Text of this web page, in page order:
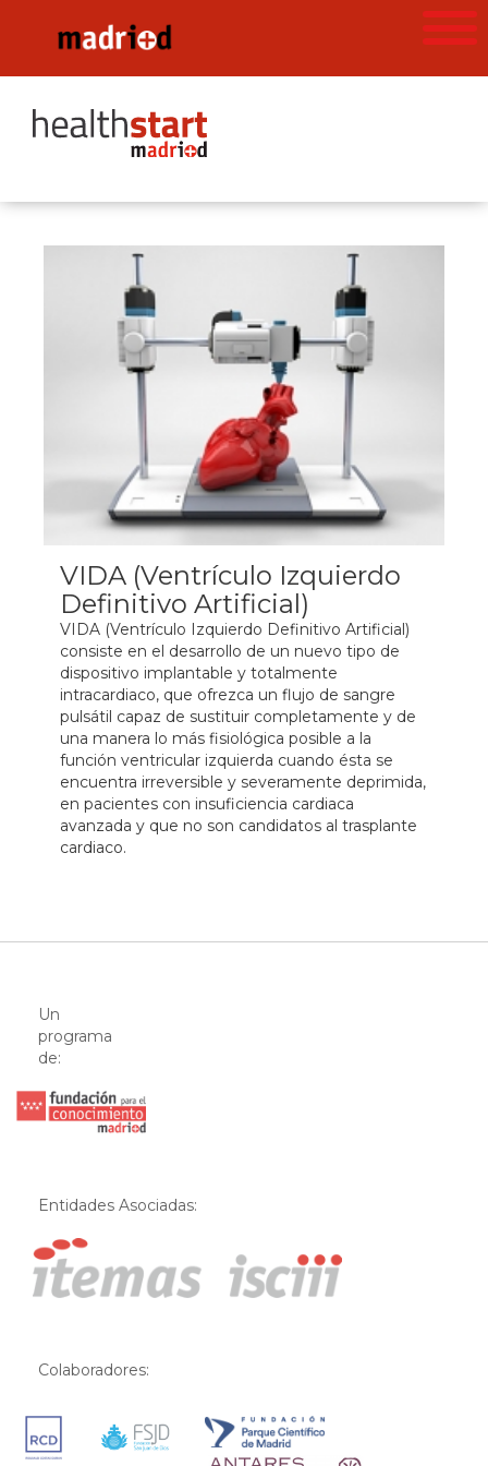
VIDA (Ventrículo Izquierdo
Definitivo Artificial)
VIDA (Ventrículo Izquierdo Definitivo Artificial)
consiste en el desarrollo de un nuevo tipo de
dispositivo implantable y totalmente
intracardiaco, que ofrezca un flujo de sangre
pulsátil capaz de sustituir completamente y de
una manera lo más fisiológica posible a la
función ventricular izquierda cuando ésta se
encuentra irreversible y severamente deprimida,
en pacientes con insuficiencia cardiaca
avanzada y que no son candidatos al trasplante
cardiaco.
Un
programa
de:
Entidades Asociadas:
Colaboradores: